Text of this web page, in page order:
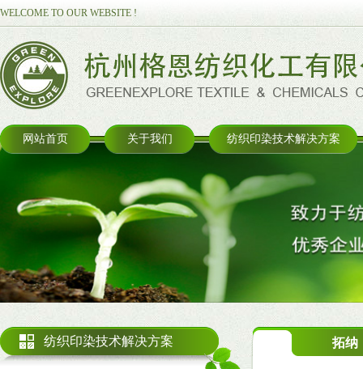
WELCOME TO OUR WEBSITE !
网站首页 关于我们 纺织印染技术解决方案
拓纳
纺织印染技术解决方案